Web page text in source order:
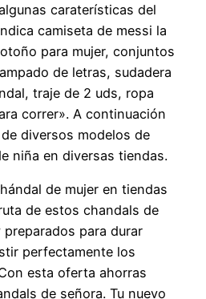
caraterísticas del
camiseta de messi la
para mujer, conjuntos
de letras, sudadera
traje de 2 uds, ropa
correr». A continuación
diversos modelos de
niña en diversas tiendas.
de mujer en tiendas
de estos chandals de
para durar
perfectamente los
esta oferta ahorras
de señora. Tu nuevo